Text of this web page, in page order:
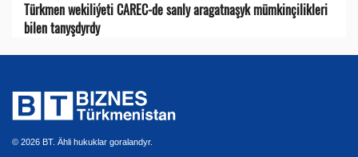
Türkmen wekiliýeti CAREC-de sanly aragatnaşyk mümkinçilikleri
bilen tanyşdyrdy
© 2026 BT. Ähli hukuklar goralandyr.